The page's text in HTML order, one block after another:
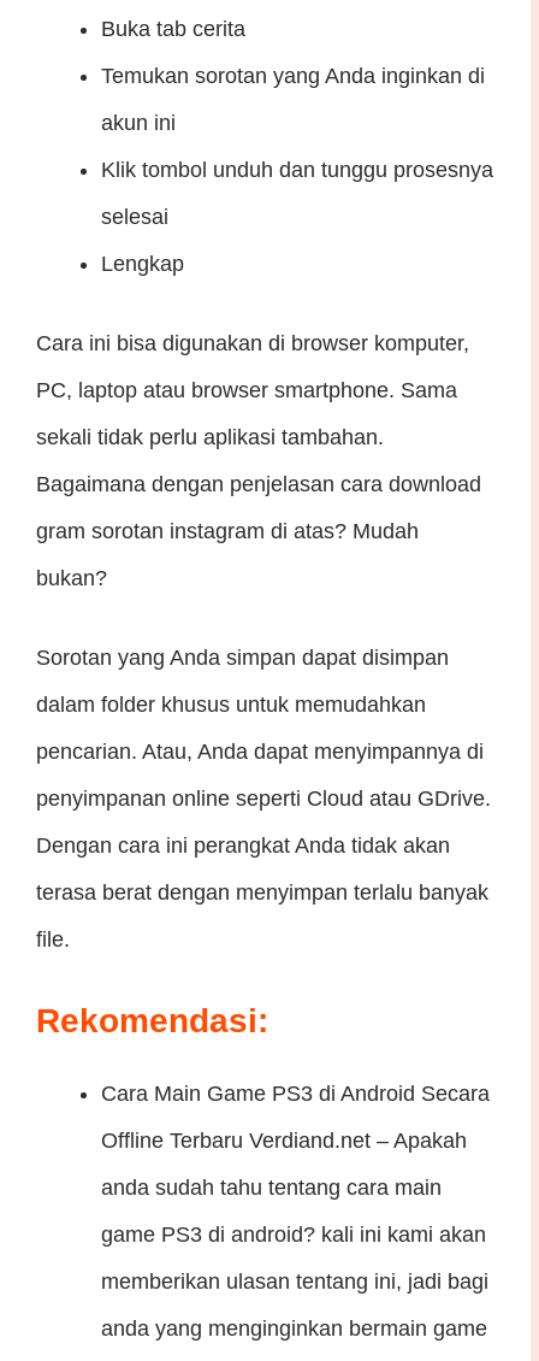
Buka tab cerita
Temukan sorotan yang Anda inginkan di
akun ini
Klik tombol unduh dan tunggu prosesnya
selesai
Lengkap
Cara ini bisa digunakan di browser komputer,
PC, laptop atau browser smartphone. Sama
sekali tidak perlu aplikasi tambahan.
Bagaimana dengan penjelasan cara download
gram sorotan instagram di atas? Mudah
bukan?
Sorotan yang Anda simpan dapat disimpan
dalam folder khusus untuk memudahkan
pencarian. Atau, Anda dapat menyimpannya di
penyimpanan online seperti Cloud atau GDrive.
Dengan cara ini perangkat Anda tidak akan
terasa berat dengan menyimpan terlalu banyak
file.
Rekomendasi:
Cara Main Game PS3 di Android Secara
Offline Terbaru Verdiand.net – Apakah
anda sudah tahu tentang cara main
game PS3 di android? kali ini kami akan
memberikan ulasan tentang ini, jadi bagi
anda yang menginginkan bermain game